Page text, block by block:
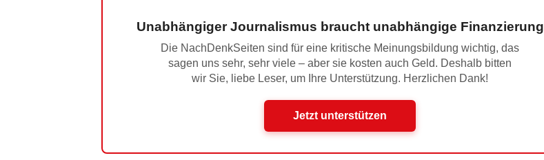
Unabhängiger Journalismus braucht unabhängige Finanzierung
Die NachDenkSeiten sind für eine kritische Meinungsbildung wichtig, das
sagen uns sehr, sehr viele – aber sie kosten auch Geld. Deshalb bitten
wir Sie, liebe Leser, um Ihre Unterstützung. Herzlichen Dank!
Jetzt unterstützen